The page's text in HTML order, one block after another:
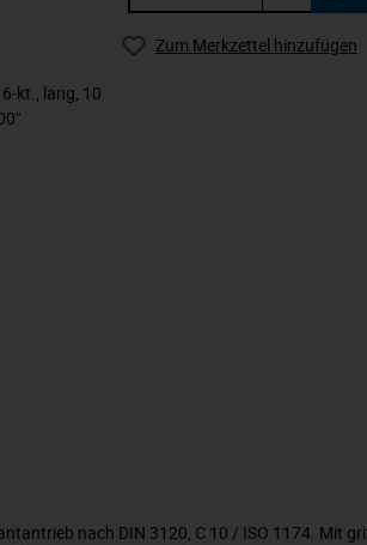
kt., lang, 10
Zum Merkzettel hinzufügen
nach DIN 3120, C 10 / ISO 1174. Mit